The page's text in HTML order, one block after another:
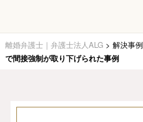
離婚弁護士｜弁護士法人ALG > 解決事例
で間接強制が取り下げられた事例